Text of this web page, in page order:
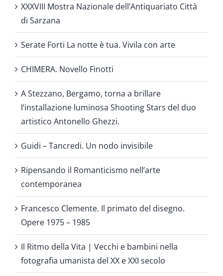
XXXVIII Mostra Nazionale dell’Antiquariato Città
di Sarzana
Serate Forti La notte è tua. Vivila con arte
CHIMERA. Novello Finotti
A Stezzano, Bergamo, torna a brillare
l’installazione luminosa Shooting Stars del duo
artistico Antonello Ghezzi.
Guidi – Tancredi. Un nodo invisibile
Ripensando il Romanticismo nell’arte
contemporanea
Francesco Clemente. Il primato del disegno.
Opere 1975 – 1985
Il Ritmo della Vita | Vecchi e bambini nella
fotografia umanista del XX e XXI secolo